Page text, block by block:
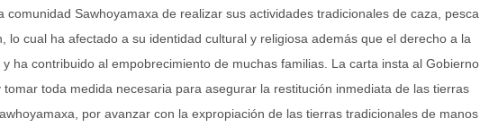
comunidad Sawhoyamaxa de realizar sus actividades tradicionales de caza, pesca
lo cual ha afectado a su identidad cultural y religiosa además que el derecho a la
ha contribuido al empobrecimiento de muchas familias. La carta insta al Gobierno
tomar toda medida necesaria para asegurar la restitución inmediata de las tierras
por avanzar con la expropiación de las tierras tradicionales de manos